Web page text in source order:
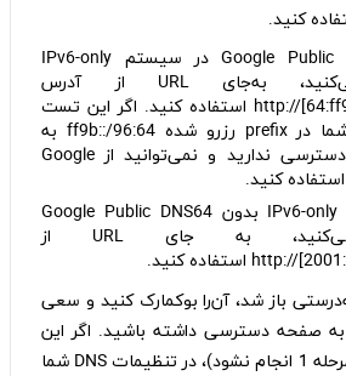
اگر از Google Public DNS64 در سیستم IPv6-only
استفاده می‌کنید، به‌جای URL از آدرس
[http://[64:ff9b::d8da:e477 استفاده کنید. اگر این تست
موفق نباشد، شما در prefix رزرو شده 64:ff9b::/96 به
درگاه NAT64 دسترسی ندارید و نمی‌توانید از Google
اگر از سیستم IPv6-only بدون Google Public DNS64
استفاده می‌کنید، به جای URL از
باز شد، آن‌را بوکمارک کنید و سعی
به صفحه دسترسی داشته باشید. اگر این
تست‌ها کار کنند (اما مرحله 1 انجام نشود)، در تنظیمات DNS شما